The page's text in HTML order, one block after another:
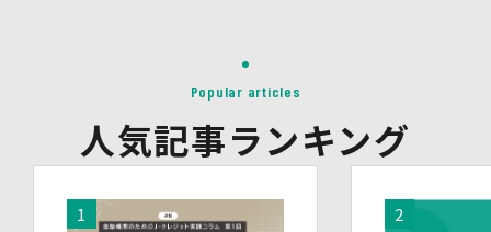
人情報の取扱いの全部又は一部を委託する場合がありま
す。個人情報の取扱いを外部に委託する際は、十分な情報
委託先には必要かつ適切な監督を行います。
Popular articles
人気記事ランキング